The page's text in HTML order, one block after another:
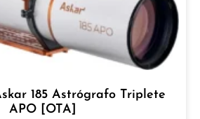
185 Astrógrafo Triplete
APO [OTA]